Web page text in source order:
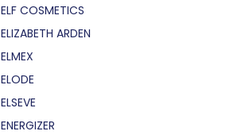
ELF COSMETICS
ELIZABETH ARDEN
ELMEX
ELODE
ELSEVE
ENERGIZER